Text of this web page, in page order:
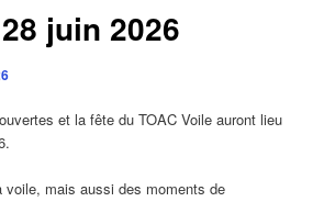
juin 2026
et la fête du TOAC Voile auront lieu
voile, mais aussi des moments de